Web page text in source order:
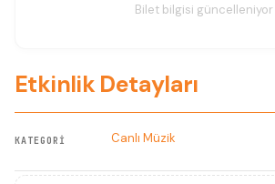
Bilet bilgisi güncelleniyor
Etkinlik Detayları
KATEGORI Canlı Müzik